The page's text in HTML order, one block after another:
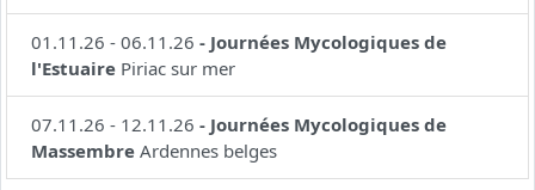
01.11.26 - 06.11.26 - Journées Mycologiques de
l'Estuaire Piriac sur mer
07.11.26 - 12.11.26 - Journées Mycologiques de
Massembre Ardennes belges